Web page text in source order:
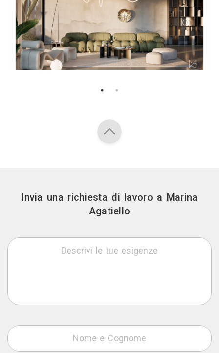
Invia una richiesta di lavoro a Marina
Agatiello